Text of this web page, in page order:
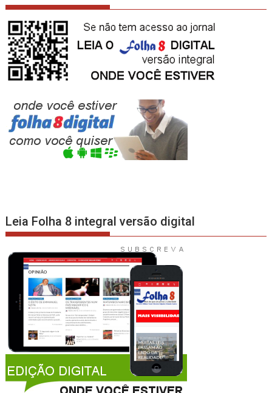
Leia Folha 8 integral versão digital